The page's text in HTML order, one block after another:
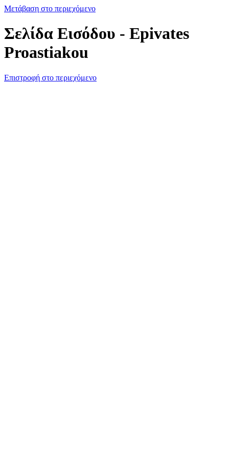
Μετάβαση στο περιεχόμενο
Σελίδα Εισόδου - Epivates
Proastiakou
Επιστροφή στο περιεχόμενο